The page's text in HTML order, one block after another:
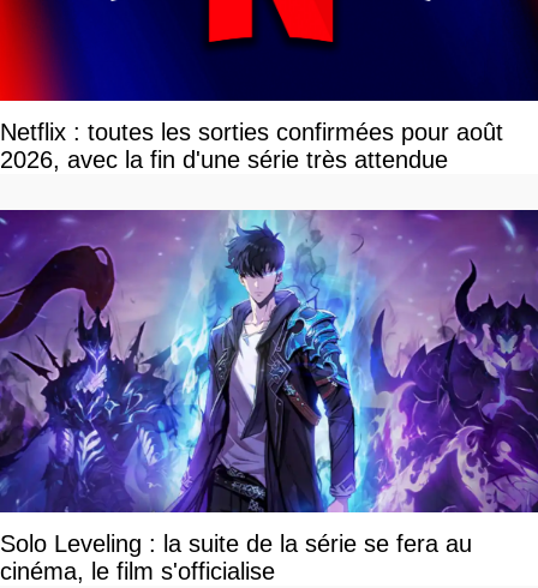
Netflix : toutes les sorties confirmées pour août
2026, avec la fin d'une série très attendue
Solo Leveling : la suite de la série se fera au
cinéma, le film s'officialise